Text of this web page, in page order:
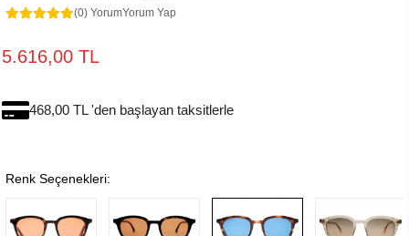
(0) YorumYorum Yap
5.616,00 TL
468,00 TL 'den başlayan taksitlerle
Renk Seçenekleri: